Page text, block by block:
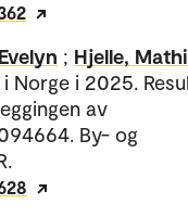
; Hjelle,
Norge i 2025.
av
By- og